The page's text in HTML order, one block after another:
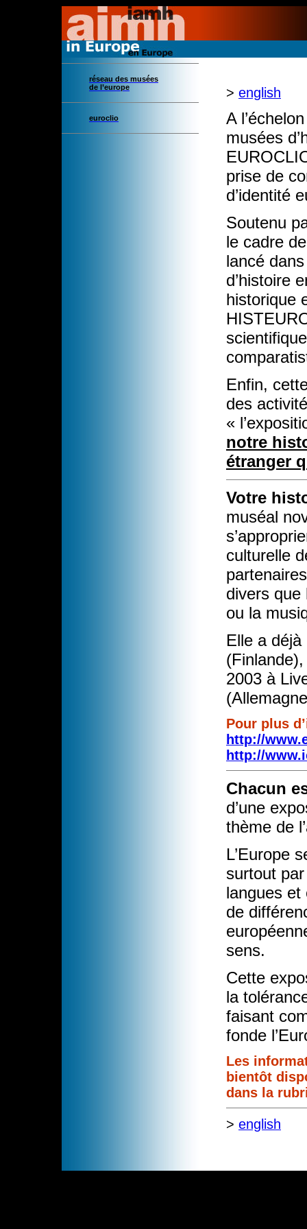
réseau des musées
de l’europe
euroclio
> english
A
musées
prise de
d’identité
Soutenu
le cadre
lancé
d’histoire
historique
Enfin,
des
«
notre
étranger
Votre
muséal
culturelle
divers que
ou la
Elle a
2003 à
Pour plus
http://
http://
Chacun
d’une
thème de
L’Europe
surtout
langues et
de
sens.
Cette
la
faisant
fonde
Les
bientôt
dans la
> english